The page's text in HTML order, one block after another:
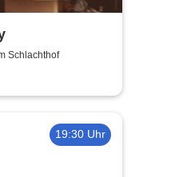
Schlachthof
19:30 Uhr